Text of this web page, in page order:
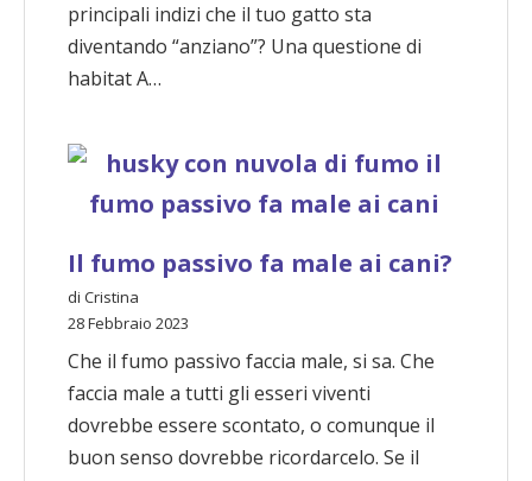
principali indizi che il tuo gatto sta
diventando “anziano”? Una questione di
habitat A…
Il fumo passivo fa male ai cani?
di Cristina
28 Febbraio 2023
Che il fumo passivo faccia male, si sa. Che
faccia male a tutti gli esseri viventi
dovrebbe essere scontato, o comunque il
buon senso dovrebbe ricordarcelo. Se il